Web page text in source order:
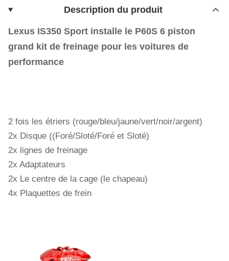
Description du produit
Lexus IS350 Sport installe le P60S 6 piston
grand kit de freinage pour les voitures de
performance
2 fois les étriers (rouge/bleu/jaune/vert/noir/argent)
2x Disque ((Foré/Sloté/Foré et Sloté)
2x lignes de freinage
2x Adaptateurs
2x Le centre de la cage (le chapeau)
4x Plaquettes de frein